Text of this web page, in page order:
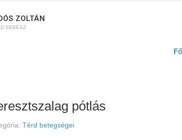
ZOLTÁN
SEBÉSZ
pótlás
Térd betegségei